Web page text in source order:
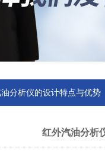
分析仪的设计特点与优势
红外汽油分析